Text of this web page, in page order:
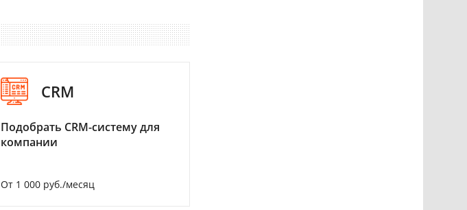
CRM
Подобрать CRM-систему для
компании
От 1 000 руб./месяц